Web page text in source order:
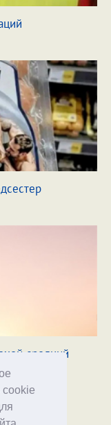
cookie
средний